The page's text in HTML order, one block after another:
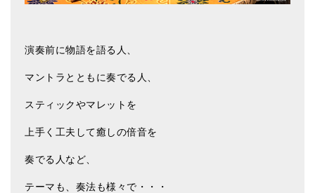
演奏前に物語を語る人、
マントラとともに奏でる人、
スティックやマレットを
上手く工夫して癒しの倍音を
奏でる人など、
テーマも、奏法も様々で・・・